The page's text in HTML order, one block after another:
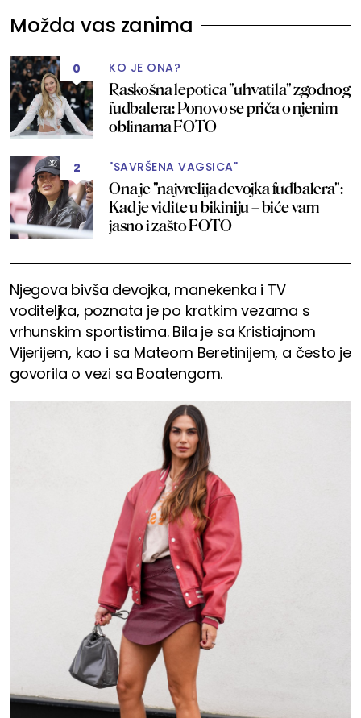
Možda vas zanima
0 KO JE ONA?
Raskošna lepotica "uhvatila" zgodnog
fudbalera: Ponovo se priča o njenim
oblinama FOTO
2 "SAVRŠENA VAGSICA"
Ona je "najvrelija devojka fudbalera":
Kad je vidite u bikiniju – biće vam
jasno i zašto FOTO
Njegova bivša devojka, manekenka i TV
voditeljka, poznata je po kratkim vezama s
vrhunskim sportistima. Bila je sa Kristiajnom
Vijerijem, kao i sa Mateom Beretinijem, a često je
govorila o vezi sa Boatengom.